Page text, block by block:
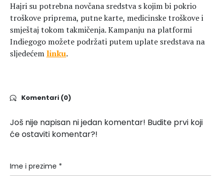
Hajri su potrebna novčana sredstva s kojim bi pokrio
troškove priprema, putne karte, medicinske troškove i
smještaj tokom takmičenja. Kampanju na platformi
Indiegogo možete podržati putem uplate sredstava na
sljedećem linku.
Komentari (0)
Još nije napisan ni jedan komentar! Budite prvi koji
će ostaviti komentar?!
Ime i prezime *